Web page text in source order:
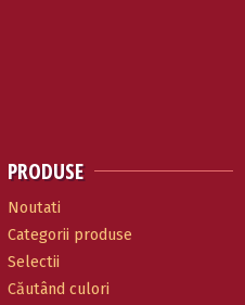
PRODUSE
Noutati
Categorii produse
Selectii
Căutând culori